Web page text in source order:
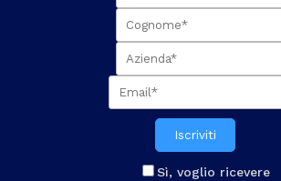
Iscriviti
Sì, voglio ricevere